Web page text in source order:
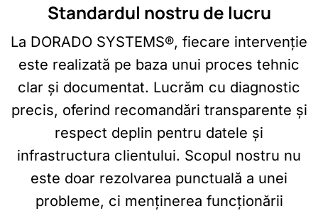
Standardul nostru de lucru
La DORADO SYSTEMS®, fiecare intervenție
este realizată pe baza unui proces tehnic
clar și documentat. Lucrăm cu diagnostic
precis, oferind recomandări transparente și
respect deplin pentru datele și
infrastructura clientului. Scopul nostru nu
este doar rezolvarea punctuală a unei
probleme, ci menținerea funcționării